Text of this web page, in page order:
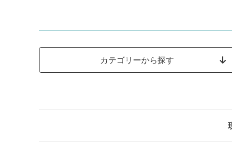
カテゴリーから探す